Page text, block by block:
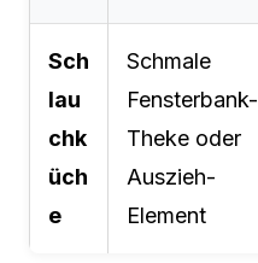
Sch
lau
chk
üch
e
Schmale
Fensterbank-
Theke oder
Auszieh-
Element